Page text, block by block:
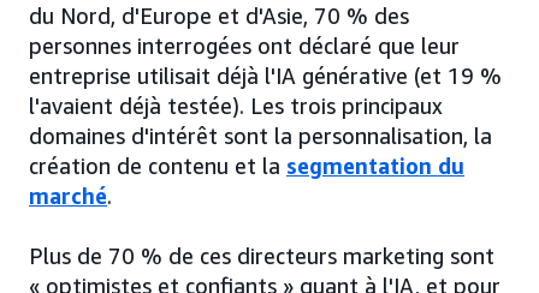
du Nord, d'Europe et d'Asie, 70 % des
personnes interrogées ont déclaré que leur
entreprise utilisait déjà l'IA générative (et 19 %
l'avaient déjà testée). Les trois principaux
domaines d'intérêt sont la personnalisation, la
création de contenu et la segmentation du
marché.
Plus de 70 % de ces directeurs marketing sont
« optimistes et confiants » quant à l'IA, et pour